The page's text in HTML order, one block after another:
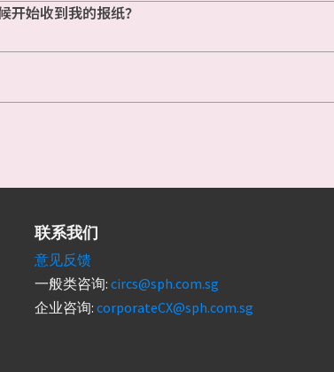
开始收到我的报纸？
联系我们
意见反馈
一般类咨询: circs@sph.com.sg
企业咨询: corporateCX@sph.com.sg